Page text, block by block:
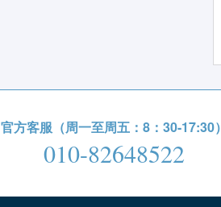
官方客服（周一至周五：8：30-17:30）
010-82648522